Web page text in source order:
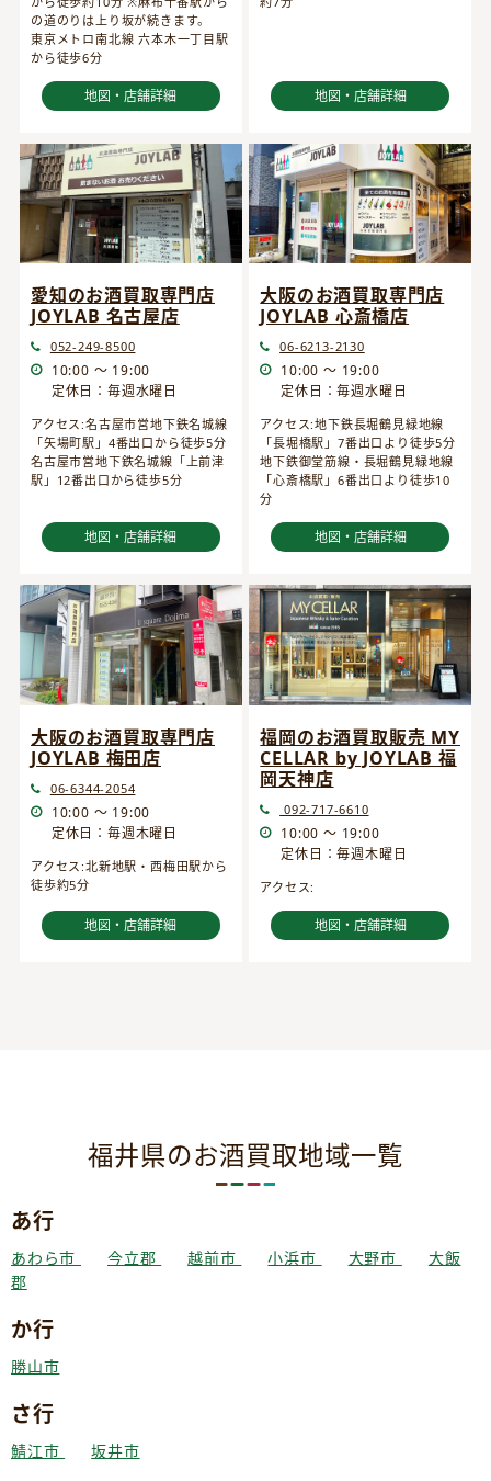
の道のりは上り坂が続きます。
東京メトロ南北線 六本木一丁目駅
から徒歩6分
地図・店舗詳細 地図・店舗詳細
愛知のお酒買取専門店
JOYLAB 名古屋店
052-249-8500
10:00 ～ 19:00
定休日：毎週水曜日
アクセス:名古屋市営地下鉄名城線
「矢場町駅」4番出口から徒歩5分
名古屋市営地下鉄名城線「上前津
駅」12番出口から徒歩5分
地図・店舗詳細
大阪のお酒買取専門店
JOYLAB 心斎橋店
06-6213-2130
10:00 ～ 19:00
定休日：毎週水曜日
アクセス:地下鉄長堀鶴見緑地線
「長堀橋駅」7番出口より徒歩5分
地下鉄御堂筋線・長堀鶴見緑地線
「心斎橋駅」6番出口より徒歩10
分
地図・店舗詳細
大阪のお酒買取専門店
JOYLAB 梅田店
06-6344-2054
10:00 ～ 19:00
定休日：毎週木曜日
アクセス:北新地駅・西梅田駅から
徒歩約5分
地図・店舗詳細
福岡のお酒買取販売 MY
CELLAR by JOYLAB 福
岡天神店
092-717-6610
10:00 ～ 19:00
定休日：毎週木曜日
アクセス:
地図・店舗詳細
福井県のお酒買取地域一覧
あ行
あわら市 今立郡 越前市 小浜市 大野市
大飯
郡
か行
勝山市
さ行
鯖江市 坂井市